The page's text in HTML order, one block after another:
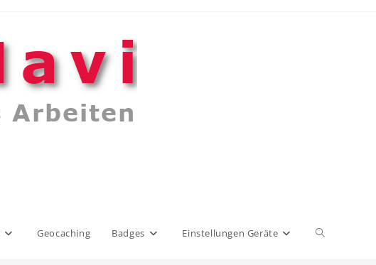
Geocaching Badges Einstellungen Geräte Website-